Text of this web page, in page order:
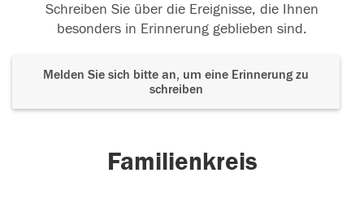
Schreiben Sie über die Ereignisse, die Ihnen
besonders in Erinnerung geblieben sind.
Melden Sie sich bitte an, um eine Erinnerung zu
schreiben
Familienkreis